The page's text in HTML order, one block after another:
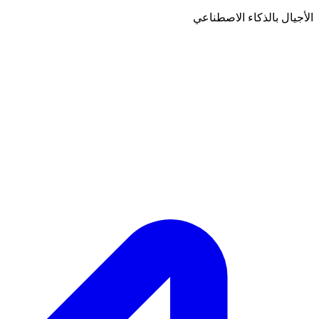
الأجيال بالذكاء الاصطناعي